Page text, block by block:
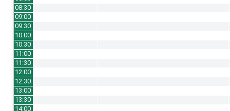
08:30
09:00
09:30
10:00
10:30
11:00
11:30
12:00
12:30
13:00
13:30
14:00